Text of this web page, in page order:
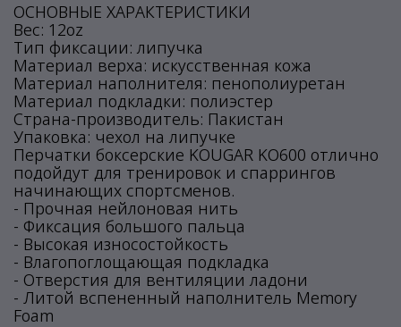
ОСНОВНЫЕ ХАРАКТЕРИСТИКИ
Вес: 12oz
Тип фиксации: липучка
Материал верха: искусственная кожа
Материал наполнителя: пенополиуретан
Материал подкладки: полиэстер
Страна-производитель: Пакистан
Упаковка: чехол на липучке
Перчатки боксерские KOUGAR KO600 отлично
подойдут для тренировок и спаррингов
начинающих спортсменов.
- Прочная нейлоновая нить
- Фиксация большого пальца
- Высокая износостойкость
- Влагопоглощающая подкладка
- Отверстия для вентиляции ладони
- Литой вспененный наполнитель Memory
Foam